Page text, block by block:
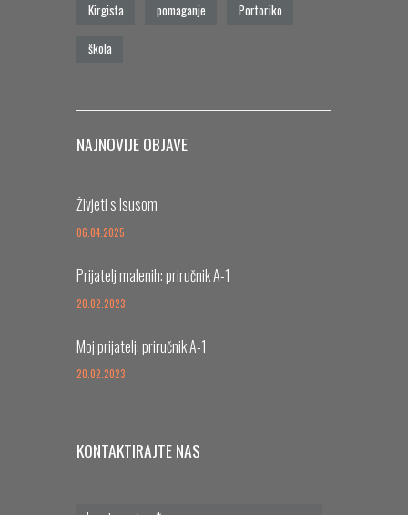
Kirgista pomaganje Portoriko
škola
NAJNOVIJE OBJAVE
Živjeti s Isusom
06.04.2025
Prijatelj malenih: priručnik A-1
20.02.2023
Moj prijatelj: priručnik A-1
20.02.2023
KONTAKTIRAJTE NAS